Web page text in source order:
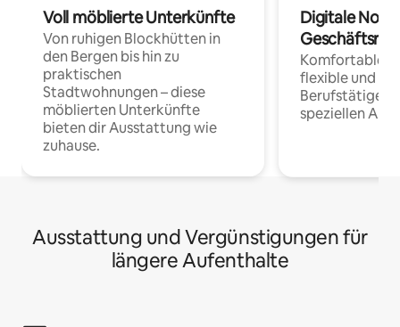
Voll möblierte Unterkünfte
Von ruhigen Blockhütten in
den Bergen bis hin zu
praktischen
Stadtwohnungen – diese
möblierten Unterkünfte
bieten dir Ausstattung wie
zuhause.
Digitale
Komfortable
flexible und
Berufstätige
speziellen
Ausstattung und Vergünstigungen für
längere Aufenthalte